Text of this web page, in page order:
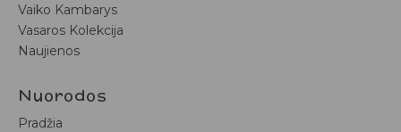
Vaiko Kambarys
Vasaros Kolekcija
Naujienos
Nuorodos
Pradžia